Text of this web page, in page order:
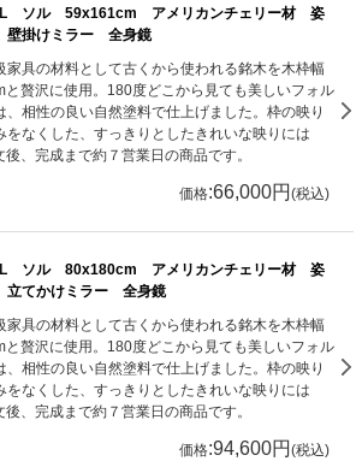
ソル 59x161cm アメリカンチェリー材 姿
掛けミラー 全身鏡
家具の材料として古くから使われる銘木を木枠幅
と贅沢に使用。180度どこから見ても美しいフォル
、相性の良い自然塗料で仕上げました。枠の映り
をなくした、すっきりとしたきれいな映りには
、完成まで約７営業日の商品です。
価格:66,000円 (税込)
ソル 80x180cm アメリカンチェリー材 姿
てかけミラー 全身鏡
家具の材料として古くから使われる銘木を木枠幅
と贅沢に使用。180度どこから見ても美しいフォル
、相性の良い自然塗料で仕上げました。枠の映り
をなくした、すっきりとしたきれいな映りには
、完成まで約７営業日の商品です。
価格:94,600円 (税込)